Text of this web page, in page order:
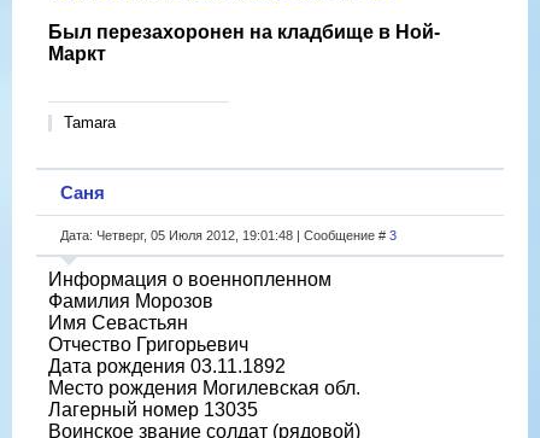
Был перезахоронен на кладбище в Ной-
Маркт
Tamara
Саня
Дата: Четверг, 05 Июля 2012, 19:01:48 | Сообщение # 3
Информация о военнопленном
Фамилия Морозов
Имя Севастьян
Отчество Григорьевич
Дата рождения 03.11.1892
Место рождения Могилевская обл.
Лагерный номер 13035
Воинское звание солдат (рядовой)